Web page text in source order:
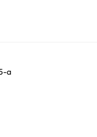
a